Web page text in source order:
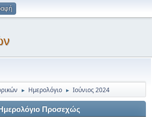
► Ημερολόγιο ► Ιούνιος 2024
Ημερολόγιο Προσεχώς